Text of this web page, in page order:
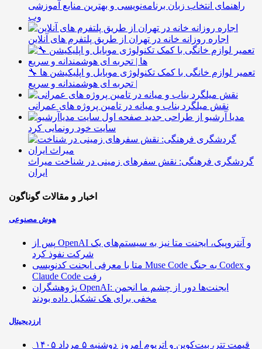
راهنمای انتخاب زبان برنامه‌نویسی و بهترین منابع آموزشی
وب
اجاره روزانه خانه در تهران از طریق پلتفرم های آنلاین
🔧 تعمیر لوازم خانگی با کمک تکنولوژی موبایل و اپلیکیشن ها
| تجربه ای هوشمندانه و سریع
نقش میلگرد بناب و میانه در تامین پروژه های عمرانی
مدیا آرشیو از طراحی جدید
سایت خود رونمایی کرد
گردشگری فرهنگی: نقش سفرهای زمینی در شناخت میراث
ایران
اخبار و مقالات گوناگون
هوش مصنوعی
پس از OpenAI و آنتروپیک، ایجنت متا نیز به سیستم‌های یک
شرکت نفوذ کرد
متا با معرفی ایجنت کدنویسی Muse Code به جنگ Codex و
Claude Code رفت
پژوهشگران OpenAI: ایجنت‌ها دور از چشم ما انجمن
مخفی برای هک تشکیل داده بودند
ارزدیجیتال
قیمت تتر، بیت‌کوین و اتریوم امروز دوشنبه ۵ مرداد ۱۴۰۵